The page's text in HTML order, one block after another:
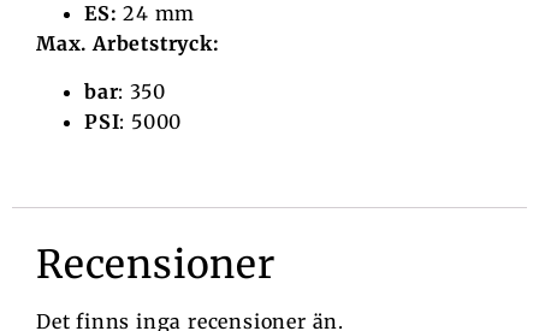
ES: 24 mm
Max. Arbetstryck:
bar: 350
PSI: 5000
Recensioner
Det finns inga recensioner än.